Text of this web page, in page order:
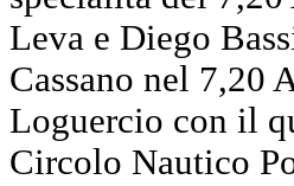
Leva e Diego
Cassano nel 7,20
Loguercio con il
Circolo Nautico